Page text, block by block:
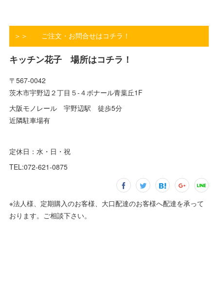
＞＞ ご注文・お問合せはコチラ！
キッチン花子 場所はコチラ！
〒567-0042
茨木市宇野辺２丁目５-４ボナール青葉丘1F
大阪モノレール 宇野辺駅 徒歩5分
近隣駐車場有
定休日：水・日・祝
TEL:072-621-0875
※法人様、定期購入のお客様、大口配達のお客様へ配達を承って
おります。ご相談下さい。